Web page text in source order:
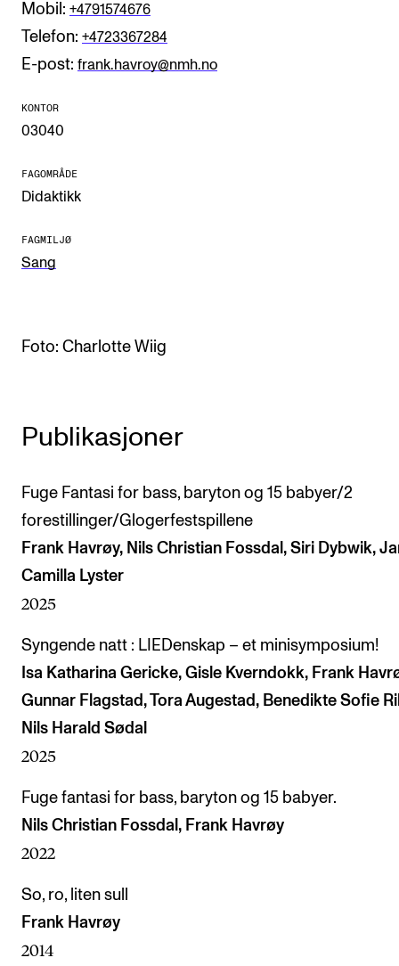
INTERNASJONALT
Samarbeidsprosjekter
IN.TUNE
AKTUELT
Arrangementer og konserter
Ledige stillinger
Om Norges musikkhøgskole
Finn ansatte
For ansatte og studenter
Mobil: +4791574676
Telefon: +4723367284
E-post: frank.havroy@nmh.no
KONTOR
03040
FAGOMRÅDE
Didaktikk
FAGMILJØ
Sang
Foto: Charlotte Wiig
Publikasjoner
Fuge Fantasi for bass, baryton og 15 babyer/2
forestillinger/Glogerfestspillene
Frank Havrøy, Nils Christian Fossdal, Siri Dybwik,
Camilla Lyster
2025
Syngende natt : LIEDenskap – et minisymposium!
Isa Katharina Gericke, Gisle Kverndokk, Frank
Gunnar Flagstad, Tora Augestad, Benedikte Sofie
Nils Harald Sødal
2025
Fuge fantasi for bass, baryton og 15 babyer.
Nils Christian Fossdal, Frank Havrøy
2022
So, ro, liten sull
Frank Havrøy
2014